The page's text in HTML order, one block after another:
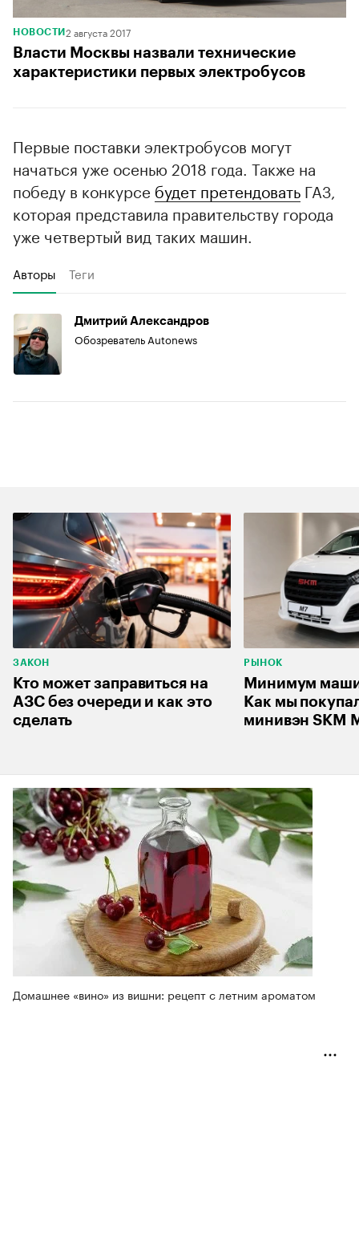
НОВОСТИ 2 августа 2017
Власти Москвы назвали технические
характеристики первых электробусов
Первые поставки электробусов могут
начаться уже осенью 2018 года. Также на
победу в конкурсе будет претендовать ГАЗ,
которая представила правительству города
уже четвертый вид таких машин.
Авторы Теги
Дмитрий Александров
Обозреватель Autonews
ЗАКОН
Кто может заправиться на
АЗС без очереди и как это
сделать
РЫНОК
Минимум
Как мы
минивэн SKM
Домашнее «вино» из вишни: рецепт с летним ароматом